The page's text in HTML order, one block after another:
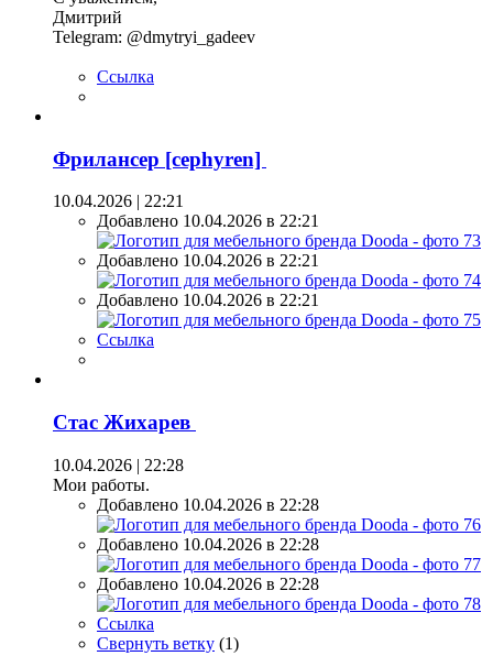
Дмитрий
Telegram: @dmytryi_gadeev
Ссылка
Фрилансер [cephyren]
10.04.2026 | 22:21
Добавлено 10.04.2026 в 22:21
Добавлено 10.04.2026 в 22:21
Добавлено 10.04.2026 в 22:21
Ссылка
Стас Жихарев
10.04.2026 | 22:28
Мои работы.
Добавлено 10.04.2026 в 22:28
Добавлено 10.04.2026 в 22:28
Добавлено 10.04.2026 в 22:28
Ссылка
Свернуть ветку (1)